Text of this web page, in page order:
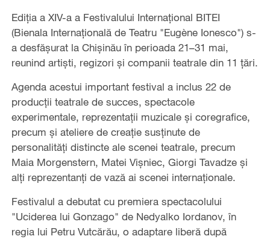
Ediția a XIV-a a Festivalului Internațional BITEI
(Bienala Internațională de Teatru "Eugène Ionesco") s-
a desfășurat la Chișinău în perioada 21–31 mai,
reunind artiști, regizori și companii teatrale din 11 țări.
Agenda acestui important festival a inclus 22 de
producții teatrale de succes, spectacole
experimentale, reprezentații muzicale și coregrafice,
precum și ateliere de creație susținute de
personalități distincte ale scenei teatrale, precum
Maia Morgenstern, Matei Vișniec, Giorgi Tavadze și
alți reprezentanți de vază ai scenei internaționale.
Festivalul a debutat cu premiera spectacolului
"Uciderea lui Gonzago" de Nedyalko Iordanov, în
regia lui Petru Vutcărău, o adaptare liberă după